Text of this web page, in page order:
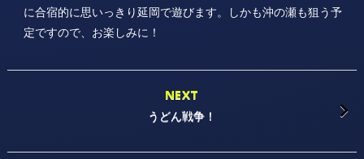
に合宿的に思いっきり延岡で遊びます。しかも沖の瀬も狙う予
定ですので、お楽しみに！
NEXT
うどん戦争！